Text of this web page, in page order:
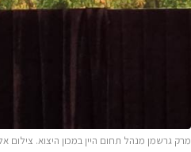
מרק גרשמן מנהל תחום היין במכון היצוא. צילום